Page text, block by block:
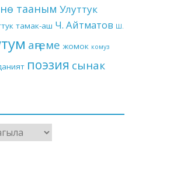
тааным Улуттук
тамак-аш Ч. Айтматов Ш.
аңгеме жомок комуз
поэзия сынак